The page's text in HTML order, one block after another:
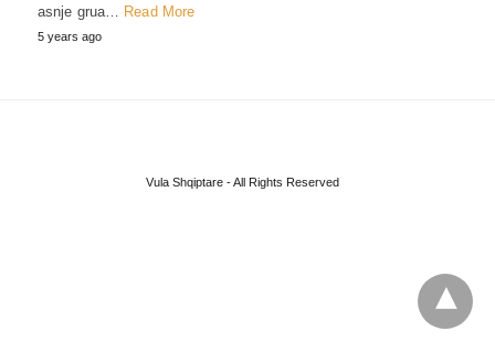
asnje grua… Read More
5 years ago
Vula Shqiptare - All Rights Reserved